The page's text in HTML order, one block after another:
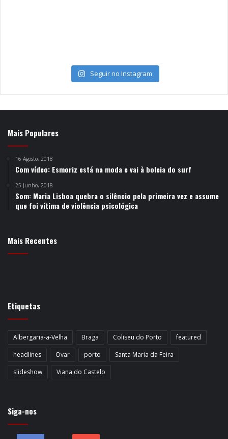
Seguir no Instagram
Mais Populares
16 Agosto, 2018
Com vídeo: Esmoriz está na moda e vai à boleia do surf
25 Junho, 2018
Som: Maria Lisboa quebra o silêncio pela primeira vez e assume
que foi vítima de violência psicológica
Mais Recentes
Etiquetas
Albergaria-a-Velha Braga Coliseu do Porto
featured
headlines
Ovar porto
Santa Maria da Feira
slideshow
Viana do Castelo
Siga-nos